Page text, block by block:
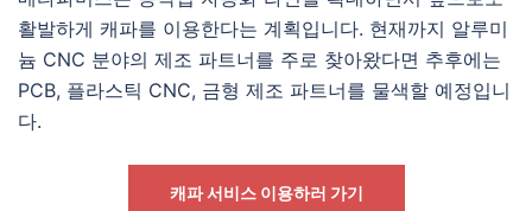
활발하게 캐파를 이용한다는 계획입니다. 현재까지 알루미
늄 CNC 분야의 제조 파트너를 주로 찾아왔다면 추후에는
PCB, 플라스틱 CNC, 금형 제조 파트너를 물색할 예정입니
다.
캐파 서비스 이용하러 가기